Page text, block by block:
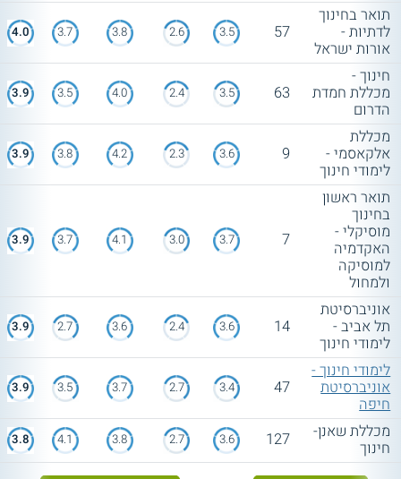
תואר בחינוך
לדתיות -
אורות ישראל
57
3.5
2.6
3.8
3.7
4.0
חינוך -
מכללת חמדת
הדרום
63
3.5
2.4
4.0
3.5
3.9
מכללת
אלקאסמי -
לימודי חינוך
9
3.6
2.3
4.2
3.8
3.9
תואר ראשון
בחינוך
מוסיקלי -
האקדמיה
למוסיקה
ולמחול
7
3.7
3.0
4.1
3.7
3.9
אוניברסיטת
תל אביב -
לימודי חינוך
14
3.6
2.4
3.6
2.7
3.9
לימודי חינוך -
אוניברסיטת
חיפה
47
3.4
2.7
3.7
3.5
3.9
מכללת שאנן-
חינוך 127
3.6
2.7
3.8
4.1
3.8